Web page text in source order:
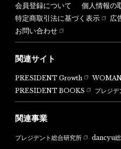
会員登録について
個人情報の
特定商取引法に基づく表示
広
お問い合わせ
関連サイト
PRESIDENT Growth
PRESIDENT BOOKS
プレジ
関連事業
プレジデント総合研究所 dancyu総